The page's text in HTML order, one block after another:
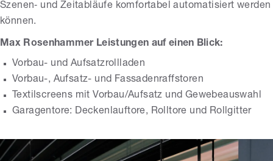
Szenen‑ und Zeitabläufe komfortabel automatisiert werden
können.
Max Rosenhammer Leistungen auf einen Blick:
Vorbau- und Aufsatzrollladen
Vorbau-, Aufsatz- und Fassadenraffstoren
Textilscreens mit Vorbau/Aufsatz und Gewebeauswahl
Garagentore: Deckenlauftore, Rolltore und Rollgitter